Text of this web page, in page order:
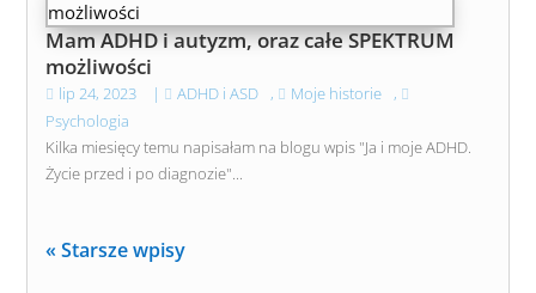
Mam ADHD i autyzm, oraz całe SPEKTRUM
możliwości
lip 24, 2023 | ADHD i ASD , Moje historie
,
Psychologia
Kilka miesięcy temu napisałam na blogu wpis "Ja i moje ADHD.
Życie przed i po diagnozie"...
« Starsze wpisy